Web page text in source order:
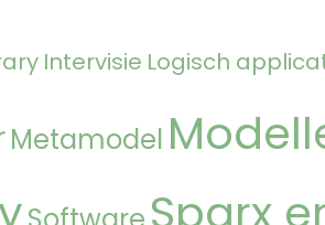
Intervisie Logisch
Metamodel